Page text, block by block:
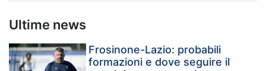
Ultime news
Frosinone-Lazio: probabili
formazioni e dove seguire il